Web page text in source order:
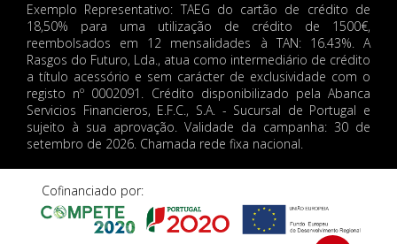
Exemplo Representativo: TAEG do cartão de crédito de
18,50% para uma utilização de crédito de 1500€,
reembolsados em 12 mensalidades à TAN: 16.43%. A
Rasgos do Futuro, Lda., atua como intermediário de crédito
a título acessório e sem carácter de exclusividade com o
registo nº 0002091. Crédito disponibilizado pela Abanca
Servicios Financieros, E.F.C., S.A. - Sucursal de Portugal e
sujeito à sua aprovação. Validade da campanha: 30 de
setembro de 2026. Chamada rede fixa nacional.